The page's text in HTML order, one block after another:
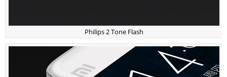
Philips 2 Tone Flash